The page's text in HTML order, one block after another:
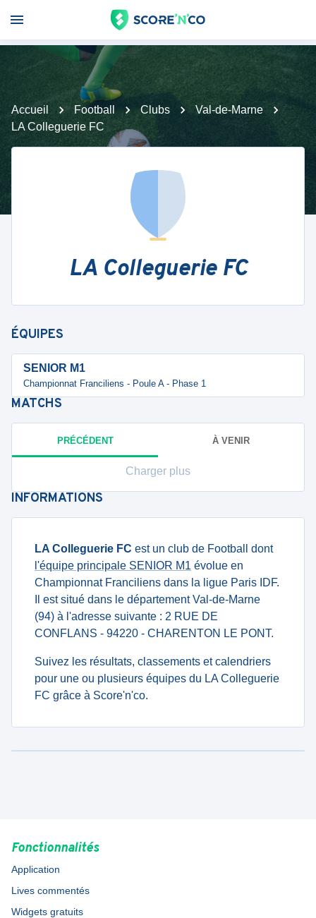
Accueil Football Clubs
Val-de-Marne
LA Colleguerie FC
LA Colleguerie FC
ÉQUIPES
SENIOR M1
Championnat Franciliens - Poule A - Phase 1
MATCHS
PRÉCÉDENT À VENIR
Charger plus
INFORMATIONS
LA Colleguerie FC est un club de Football dont
l'équipe principale SENIOR M1 évolue en
Championnat Franciliens dans la ligue Paris IDF.
Il est situé dans le département Val-de-Marne
(94) à l'adresse suivante : 2 RUE DE
CONFLANS - 94220 - CHARENTON LE PONT.
Suivez les résultats, classements et calendriers
pour une ou plusieurs équipes du LA Colleguerie
FC grâce à Score'n'co.
Fonctionnalités
Application
Lives commentés
Widgets gratuits